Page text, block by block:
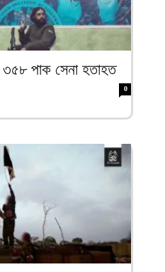
৩৫৮ পাক সেনা হতাহত
0